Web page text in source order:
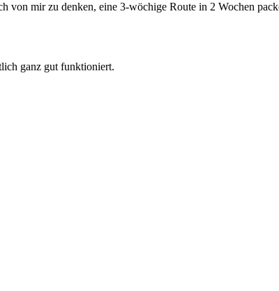
von mir zu denken, eine 3-wöchige Route in 2 Wochen
ganz gut funktioniert.